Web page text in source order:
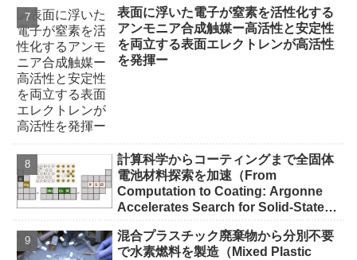
表面に浮いた電子が窒素を活性化する
アンモニア合成触媒ー高活性と安定性
を両立する表面エレクトレンが高活性
を発揮ー
計算科学からコーティングまで全固体
電池材料探索を加速（From
Computation to Coating: Argonne
Accelerates Search for Solid-State
混合プラスチック廃棄物から分別不要
で水素燃料を製造（Mixed Plastic